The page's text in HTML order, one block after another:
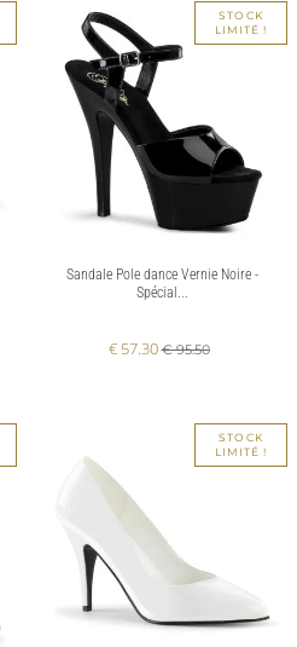
STOCK
LIMITÉ !
Sandale Pole dance Vernie Noire -
Spécial...
€ 57.30 € 95.50
STOCK
LIMITÉ !